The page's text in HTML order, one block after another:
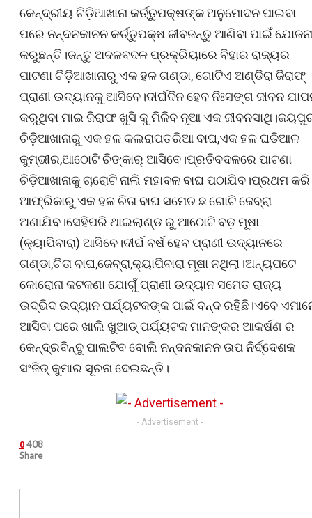
କେନ୍ଦ୍ରୀୟ ଚିଡ଼ିଆଖାନା କର୍ତ୍ତୁପକ୍ଷଙ୍କ ଅନୁମୋଦନ ପାଇବା
ପରେ ନନ୍ଦନକାନନ କର୍ତ୍ତୁପକ୍ଷ ଜୀବଜନ୍ତୁ ଆଣିବା ପାଇଁ ଯୋଜନା
କରୁଛନ୍ତି।ଜନ୍ତୁ ଅଦଳବଦଳ ପ୍ରକ୍ରିୟାରେ ବିହାର ରାଜ୍ୟର
ପାଟଣା ଚିଡ଼ିଆଖାନାରୁ ଏକ ହଳ ଗଣ୍ଡା, ଗୋଟିଏ ଅଣ୍ଡିରା ଜିରାଫ୍
ପ୍ରାଣୀ ଉଦ୍ୟାନକୁ ଆସିବେ।ଦୀର୍ଘଦିନ ହେବ ନିଃସଙ୍ଗ ଜୀବନ
କରୁଥିବା ମାଇ ଜିରାଫ ଖୁସି କୁ ମିଳିବ ନୂଆ ଏକ
ଚିଡ଼ିଆଖାନାରୁ ଏକ ହଳ କଲରାପତରିଆ ବାଘ,ଏକ ହଳ ଘଡିଆଳ
କୁମ୍ଭୀର,ଆଠୋଟି ଚିଙ୍କାର୍ ଆସିବେ।ପ୍ରତିବଦଳରେ ପାଟଣା
ଚିଡ଼ିଆଖାନାକୁ ଚାରୋଟି ନାଲି ମହାବଳ ବାଘ ପଠାଯିବ।ପ୍ରଥମ କରି
ଆଫ୍ରିକାରୁ ଏକ ହଳ ଚିତା ବାଘ ସମେତ ଛ ଗୋଟି ଜେବ୍ରା
ଅଣାଯିବ।ସେହିପରି ଥାଇଲାଣ୍ଡ ରୁ ଆଠୋଟି ବଡ଼ ମୂଷା
(କ୍ୟାପିବାରା) ଆସିବେ।ଦୀର୍ଘ ବର୍ଷ ହେବ ପ୍ରାଣୀ ଉଦ୍ୟାନରେ
ଗଣ୍ଡା,ଚିତା ବାଘ,ଜେବ୍ରା,କ୍ୟାପିବାରା ମୂଷା ନଥିଲା।ଅନ୍ୟପଟେ
କୋରୋନା କଟକଣା ଯୋଗୁଁ ପ୍ରାଣୀ ଉଦ୍ୟାନ ସମେତ ରାଜ୍ୟ
ଉଦ୍ଭିଦ ଉଦ୍ୟାନ ପର୍ଯ୍ୟଟକଙ୍କ ପାଇଁ ବନ୍ଦ ରହିଛି।ଏବେ
ଆସିବା ପରେ ଖାଲି ଖୁଆଡ୍ ପର୍ଯ୍ୟଟକ ମାନଙ୍କର ଆକର୍ଷଣ ର
କେନ୍ଦ୍ରବିନ୍ଦୁ ପାଲଟିବ ବୋଲି ନନ୍ଦନକାନନ ଉପ ନିର୍ଦ୍ଦେଶକ
ସଂଜିତ୍ କୁମାର ସୂଚନା ଦେଇଛନ୍ତି।
- Advertisement -
0 408
Share